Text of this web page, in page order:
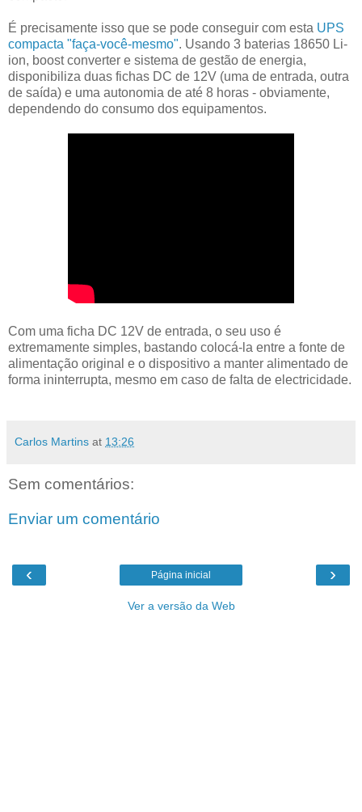
É precisamente isso que se pode conseguir com esta UPS
compacta "faça-você-mesmo". Usando 3 baterias 18650 Li-
ion, boost converter e sistema de gestão de energia,
disponibiliza duas fichas DC de 12V (uma de entrada, outra
de saída) e uma autonomia de até 8 horas - obviamente,
dependendo do consumo dos equipamentos.
Com uma ficha DC 12V de entrada, o seu uso é
extremamente simples, bastando colocá-la entre a fonte de
alimentação original e o dispositivo a manter alimentado de
forma ininterrupta, mesmo em caso de falta de electricidade.
Carlos Martins at 13:26
Sem comentários:
Enviar um comentário
‹ ›
Página inicial
Ver a versão da Web